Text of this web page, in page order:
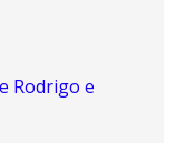
Rodrigo e